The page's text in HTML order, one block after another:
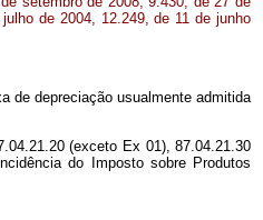
de 2004, 12.249, de 11 de junho
de depreciação usualmente admitida
(exceto Ex 01), 87.04.21.30
do Imposto sobre Produtos